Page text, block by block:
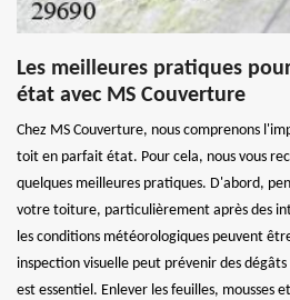
Les meilleures pratiques
état avec MS Couverture
Chez MS Couverture, nous comprenons
toit en parfait état. Pour cela, nous vous
quelques meilleures pratiques. D'abord,
votre toiture, particulièrement après des
les conditions météorologiques peuvent
inspection visuelle peut prévenir des
est essentiel. Enlever les feuilles, mousses